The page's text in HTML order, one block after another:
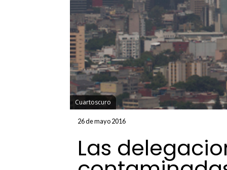
Cuartoscuro
26 de mayo 2016
Las